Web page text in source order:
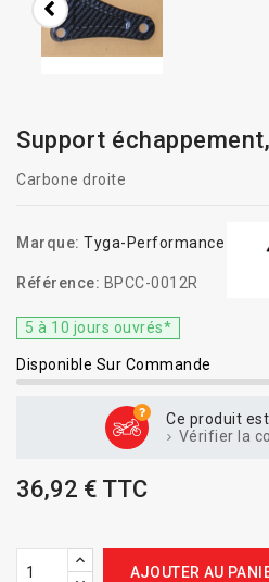
Support
Carbone droite
Marque: Tyga-Performance
Référence: BPCC-0012R
5 à 10 jours ouvrés*
Disponible Sur Commande
Ce produit
Vérifier la
36,92 € TTC
AJOUTER AU